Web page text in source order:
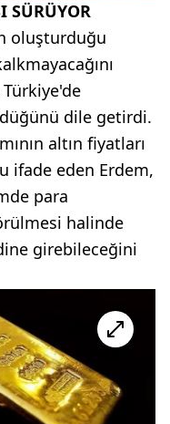
SÜRÜYOR
oluşturduğu
dile getirdi.
altın fiyatları
ifade eden Erdem,
para
halinde
girebileceğini